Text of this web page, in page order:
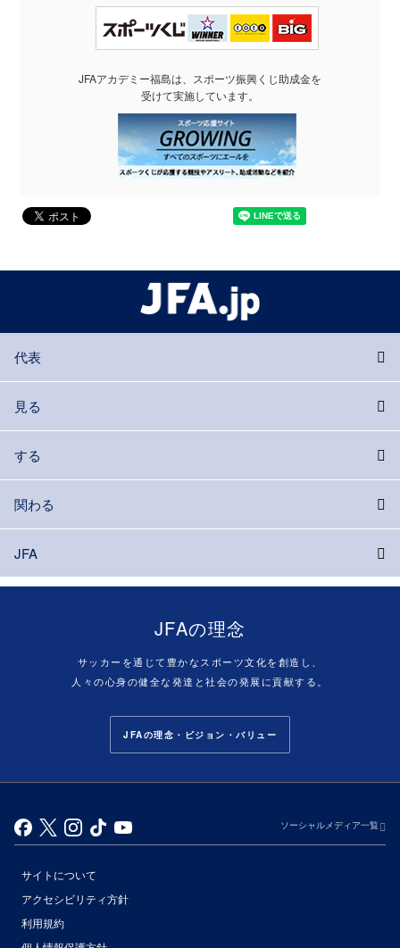
JFAアカデミー福島は、スポーツ振興くじ助成金を
受けて実施しています。
代表
見る
する
関わる
JFA
JFAの理念
サッカーを通じて豊かなスポーツ文化を創造し、
人々の心身の健全な発達と社会の発展に貢献する。
JFAの理念・ビジョン・バリュー
ソーシャルメディア一覧
サイトについて
アクセシビリティ方針
利用規約